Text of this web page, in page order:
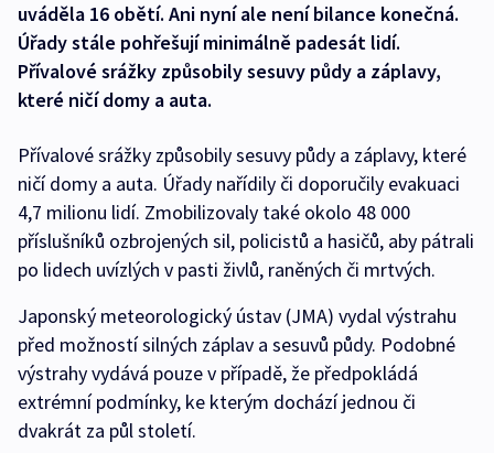
uváděla 16 obětí. Ani nyní ale není bilance konečná.
Úřady stále pohřešují minimálně padesát lidí.
Přívalové srážky způsobily sesuvy půdy a záplavy,
které ničí domy a auta.
Přívalové srážky způsobily sesuvy půdy a záplavy, které
ničí domy a auta. Úřady nařídily či doporučily evakuaci
4,7 milionu lidí. Zmobilizovaly také okolo 48 000
příslušníků ozbrojených sil, policistů a hasičů, aby pátrali
po lidech uvízlých v pasti živlů, raněných či mrtvých.
Japonský meteorologický ústav (JMA) vydal výstrahu
před možností silných záplav a sesuvů půdy. Podobné
výstrahy vydává pouze v případě, že předpokládá
extrémní podmínky, ke kterým dochází jednou či
dvakrát za půl století.